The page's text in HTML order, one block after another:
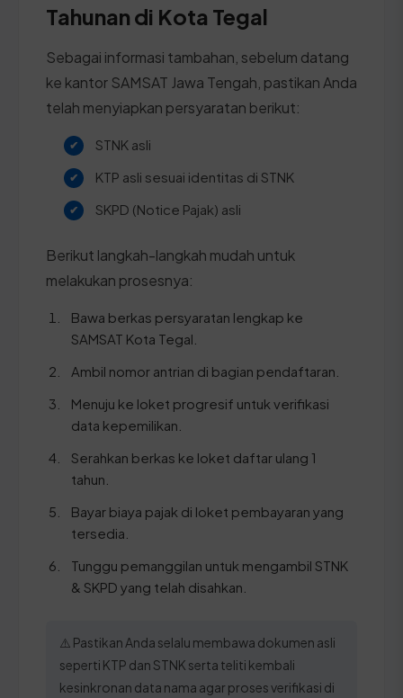
Tahunan di Kota Tegal
Sebagai informasi tambahan, sebelum datang
ke kantor SAMSAT Jawa Tengah, pastikan Anda
telah menyiapkan persyaratan berikut:
STNK asli
KTP asli sesuai identitas di STNK
SKPD (Notice Pajak) asli
Berikut langkah-langkah mudah untuk
melakukan prosesnya:
Bawa berkas persyaratan lengkap ke
SAMSAT Kota Tegal.
Ambil nomor antrian di bagian pendaftaran.
Menuju ke loket progresif untuk verifikasi
data kepemilikan.
Serahkan berkas ke loket daftar ulang 1
tahun.
Bayar biaya pajak di loket pembayaran yang
tersedia.
Tunggu pemanggilan untuk mengambil STNK
& SKPD yang telah disahkan.
⚠️ Pastikan Anda selalu membawa dokumen asli
seperti KTP dan STNK serta teliti kembali
kesinkronan data nama agar proses verifikasi di